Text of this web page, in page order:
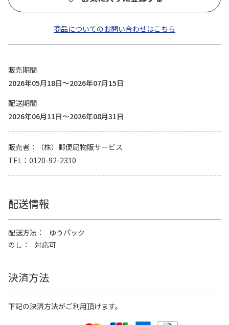
商品についてのお問い合わせはこちら
販売期間
2026年05月18日～2026年07月15日
配送期間
2026年06月11日～2026年08月31日
販売者
（株）郵便局物販サービス
TEL
0120-92-2310
配送情報
配送方法
ゆうパック
のし
対応可
決済方法
下記の決済方法がご利用頂けます。